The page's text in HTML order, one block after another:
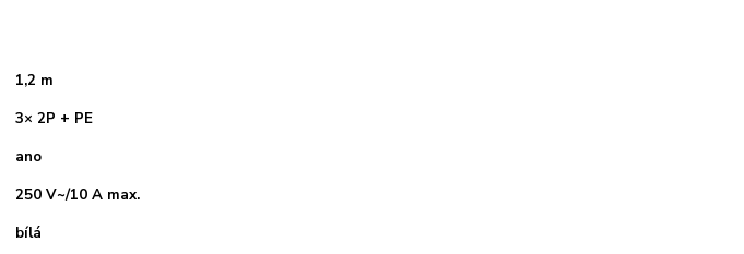
1,2 m
3× 2P + PE
ano
250 V~/10 A max.
bílá